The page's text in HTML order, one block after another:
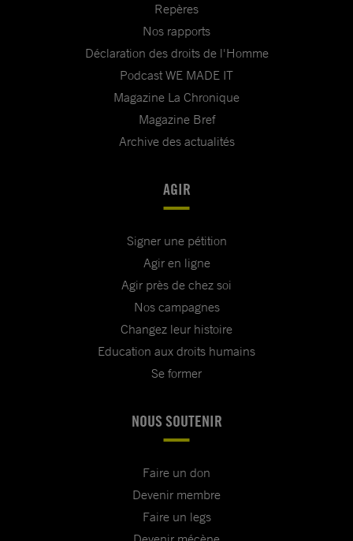
Repères
Nos rapports
Déclaration des droits de l'Homme
Podcast WE MADE IT
Magazine La Chronique
Magazine Bref
Archive des actualités
AGIR
Signer une pétition
Agir en ligne
Agir près de chez soi
Nos campagnes
Changez leur histoire
Education aux droits humains
Se former
NOUS SOUTENIR
Faire un don
Devenir membre
Faire un legs